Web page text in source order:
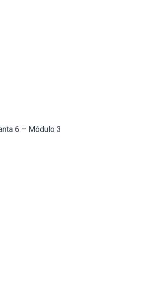
6 – Módulo 3